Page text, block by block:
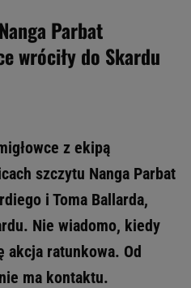
Parbat
wróciły do Skardu
z ekipą
szczytu Nanga Parbat
i Toma Ballarda,
Nie wiadomo, kiedy
akcja ratunkowa. Od
ma kontaktu.